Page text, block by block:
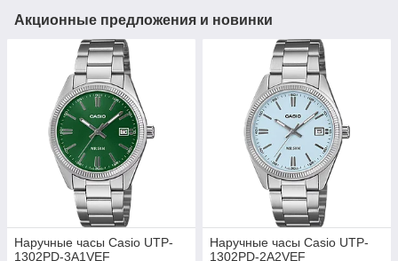
Акционные предложения и новинки
Наручные часы Casio UTP-
1302PD-3A1VEF
Наручные часы Casio UTP-
1302PD-2A2VEF